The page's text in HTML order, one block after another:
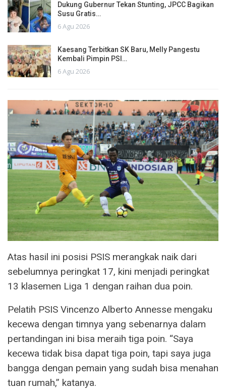
Dukung Gubernur Tekan Stunting, JPCC Bagikan
Susu Gratis…
6 Agu 2026
Kaesang Terbitkan SK Baru, Melly Pangestu
Kembali Pimpin PSI…
6 Agu 2026
Atas hasil ini posisi PSIS merangkak naik dari
sebelumnya peringkat 17, kini menjadi peringkat
13 klasemen Liga 1 dengan raihan dua poin.
Pelatih PSIS Vincenzo Alberto Annesse mengaku
kecewa dengan timnya yang sebenarnya dalam
pertandingan ini bisa meraih tiga poin. “Saya
kecewa tidak bisa dapat tiga poin, tapi saya juga
bangga dengan pemain yang sudah bisa menahan
tuan rumah,” katanya.